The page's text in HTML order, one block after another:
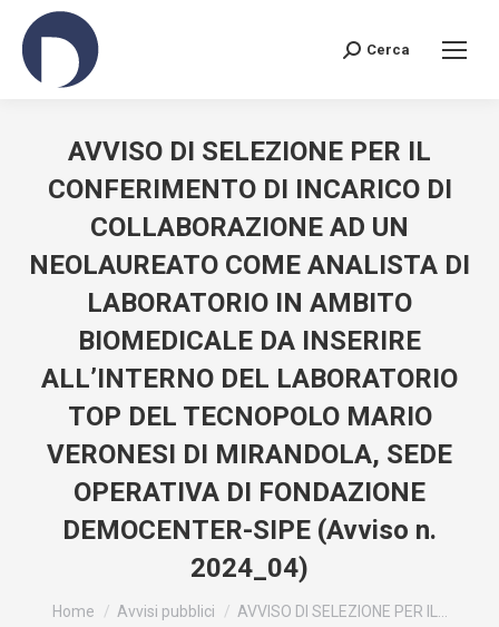
Search:
Cerca
AVVISO DI SELEZIONE PER IL
CONFERIMENTO DI INCARICO DI
COLLABORAZIONE AD UN
NEOLAUREATO COME ANALISTA DI
LABORATORIO IN AMBITO
BIOMEDICALE DA INSERIRE
ALL’INTERNO DEL LABORATORIO
TOP DEL TECNOPOLO MARIO
VERONESI DI MIRANDOLA, SEDE
OPERATIVA DI FONDAZIONE
DEMOCENTER-SIPE (Avviso n.
2024_04)
You are here:
Home Avvisi pubblici AVVISO DI SELEZIONE PER IL…